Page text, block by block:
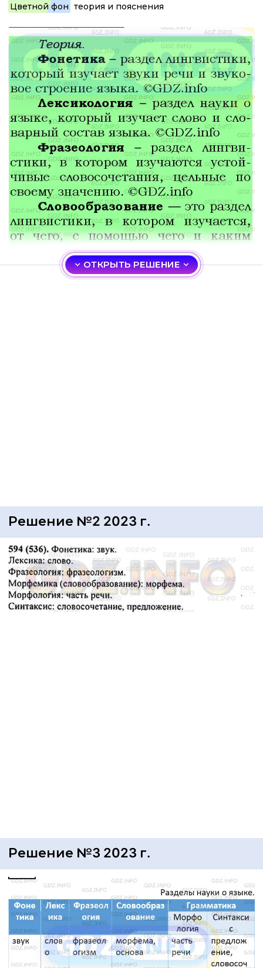
Цветной фон теория и пояснения
ОТКРЫТЬ РЕШЕНИЕ
Решение №2 2023 г.
Решение №3 2023 г.